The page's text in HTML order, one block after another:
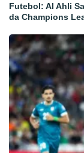
Futebol: Al Ahli
da Champions